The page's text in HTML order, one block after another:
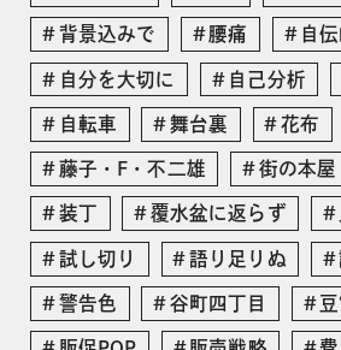
背景込みで 腰痛 自
自分を大切に 自己分析
自転車 舞台裏 花布
藤子・F・不二雄 街の本屋
装丁 覆水盆に返らず
試し切り 語り足りぬ
警告色 谷町四丁目